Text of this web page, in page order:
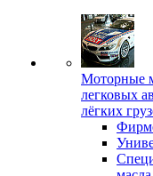
Моторные
легковых
лёгких